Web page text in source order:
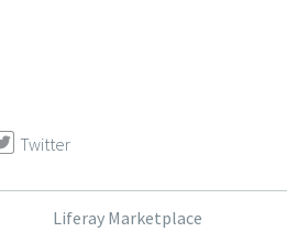
Twitter
Liferay Marketplace